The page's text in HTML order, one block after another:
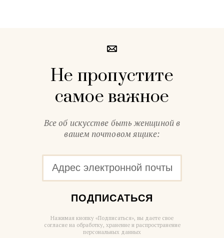
Не пропустите
самое важное
Все об искусстве быть женщиной в
вашем почтовом ящике:
ПОДПИСАТЬСЯ
Нажимая кнопку «Подписаться», вы даете свое
согласие на обработку, хранение и распространение
персональных данных